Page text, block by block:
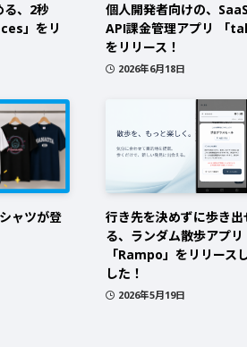
る、2秒
」をリ
個人開発者向けの、
API課金管理アプリ 「
をリリース！
2026年6月18日
ャツが登
行き先を決めずに歩き出
る、ランダム散歩アプリ
「Rampo」をリリース
した！
2026年5月19日